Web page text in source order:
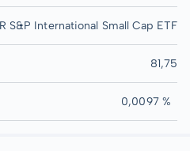
S&P International Small Cap ETF
81,75
0,0097 %